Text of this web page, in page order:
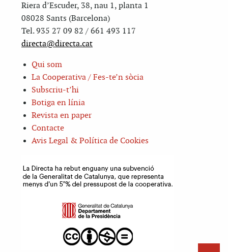
Riera d’Escuder, 38, nau 1, planta 1
08028 Sants (Barcelona)
Tel. 935 27 09 82 / 661 493 117
directa@directa.cat
Qui som
La Cooperativa / Fes-te’n sòcia
Subscriu-t’hi
Botiga en línia
Revista en paper
Contacte
Avis Legal & Política de Cookies